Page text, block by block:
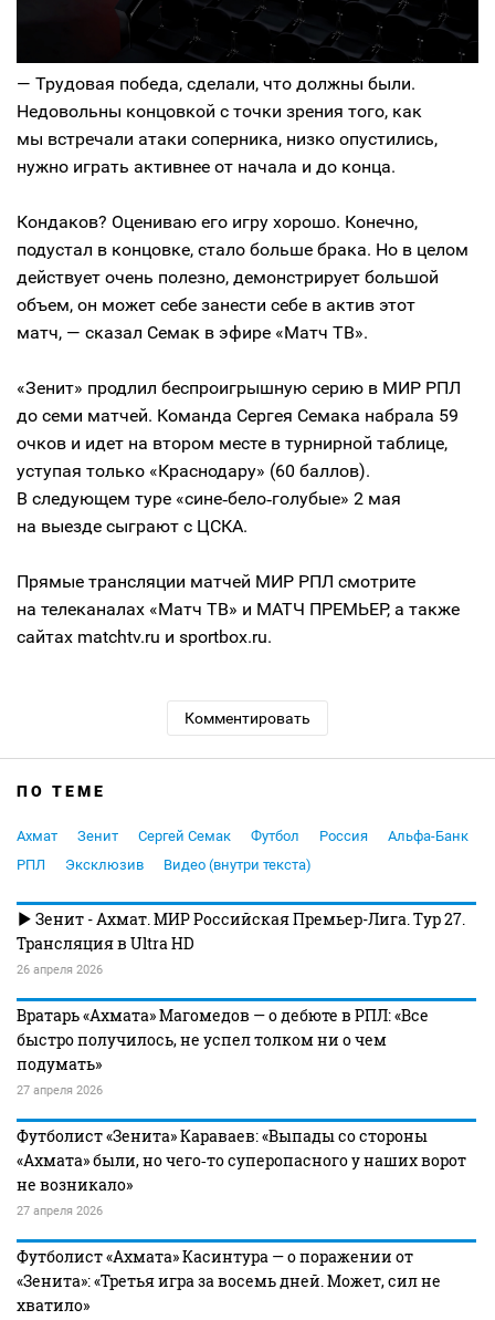
— Трудовая победа, сделали, что должны были.
Недовольны концовкой с точки зрения того, как
мы встречали атаки соперника, низко опустились,
нужно играть активнее от начала и до конца.
Кондаков? Оцениваю его игру хорошо. Конечно,
подустал в концовке, стало больше брака. Но в целом
действует очень полезно, демонстрирует большой
объем, он может себе занести себе в актив этот
матч, — сказал Семак в эфире «Матч ТВ».
«Зенит» продлил беспроигрышную серию в МИР РПЛ
до семи матчей. Команда Сергея Семака набрала 59
очков и идет на втором месте в турнирной таблице,
уступая только «Краснодару» (60 баллов).
В следующем туре «сине‑бело‑голубые» 2 мая
на выезде сыграют с ЦСКА.
Прямые трансляции матчей МИР РПЛ смотрите
на телеканалах «Матч ТВ» и МАТЧ ПРЕМЬЕР, а также
сайтах matchtv.ru и sportbox.ru.
Комментировать
ПО ТЕМЕ
Ахмат Зенит Сергей Семак Футбол Россия
Альфа-Банк
РПЛ
Эксклюзив Видео (внутри текста)
Зенит - Ахмат. МИР Российская Премьер-Лига. Тур 27.
Трансляция в Ultra HD
26 апреля 2026
Вратарь «Ахмата» Магомедов — о дебюте в РПЛ: «Все
быстро получилось, не успел толком ни о чем
подумать»
27 апреля 2026
Футболист «Зенита» Караваев: «Выпады со стороны
«Ахмата» были, но чего‑то суперопасного у наших ворот
не возникало»
27 апреля 2026
Футболист «Ахмата» Касинтура — о поражении от
«Зенита»: «Третья игра за восемь дней. Может, сил не
хватило»